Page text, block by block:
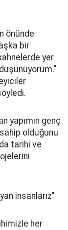
önünde
bir
yer
yapımın genç
olduğunu
tarihi ve
insanlarız"
her